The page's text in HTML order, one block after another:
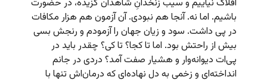
افلاک نیاییم و سیب زنخدانِ شاهدان گزیده، در حضورت
باشیم. اما نه. آنجا هم نبودی. آن آزمون هم هزار مکافات
در پی داشت. سود و زیان جهان را آزمودم و رنجش بسی
بیش از راحتش بود. اما تا کجا؟ تا کی؟ چقدر باید در
پی‌ات دیوانه‌‌وار و هشیار صفت آمد؟ دردی در جانم
انداخته‌ای و زخمی به دل نهاده‌ای که درمان‌اش تنها با